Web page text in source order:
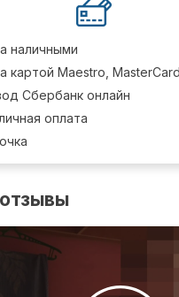
наличными
картой Maestro,
Сбербанк онлайн
оплата